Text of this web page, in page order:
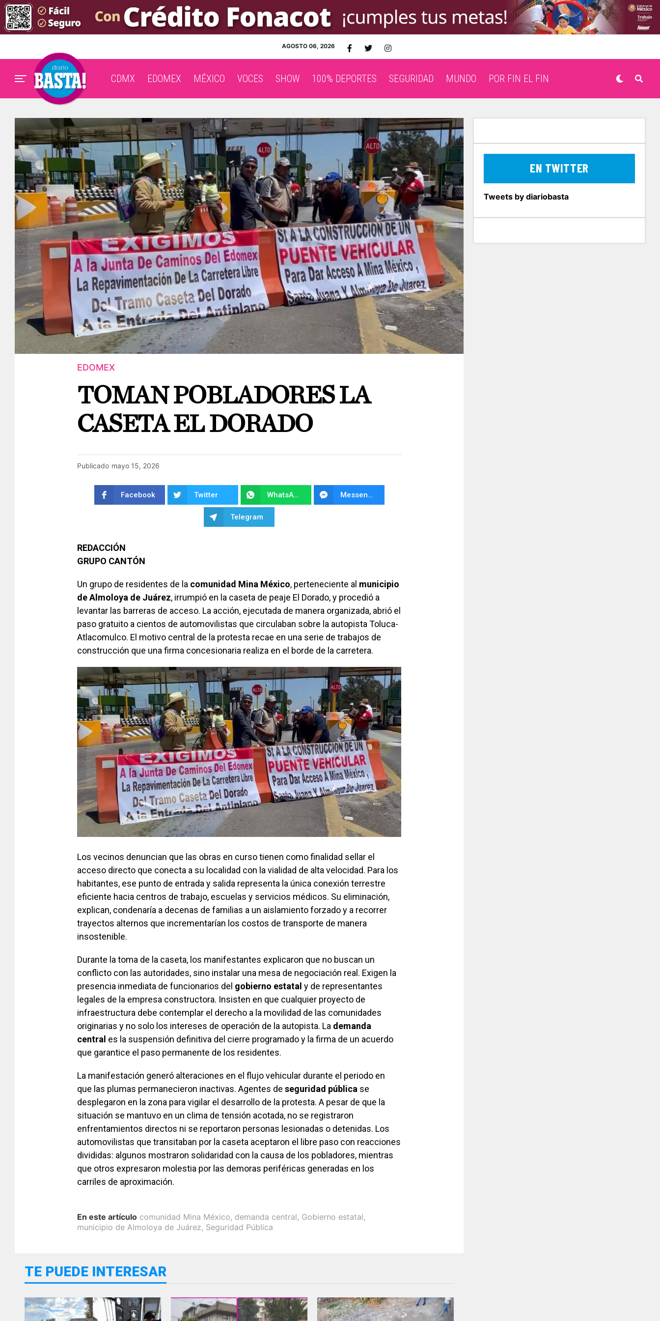
AGOSTO 06, 2026
CDMX EDOMEX MÉXICO VOCES SHOW 100% DEPORTES SEGURIDAD MUNDO POR FIN EL FIN
EDOMEX
TOMAN POBLADORES LA
CASETA EL DORADO
Publicado mayo 15, 2026
Facebook Twitter WhatsApp Messenger
Telegram
REDACCIÓN
GRUPO CANTÓN
Un grupo de residentes de la comunidad Mina México, perteneciente al municipio
de Almoloya de Juárez, irrumpió en la caseta de peaje El Dorado, y procedió a
levantar las barreras de acceso. La acción, ejecutada de manera organizada, abrió el
paso gratuito a cientos de automovilistas que circulaban sobre la autopista Toluca-
Atlacomulco. El motivo central de la protesta recae en una serie de trabajos de
construcción que una firma concesionaria realiza en el borde de la carretera.
Los vecinos denuncian que las obras en curso tienen como finalidad sellar el
acceso directo que conecta a su localidad con la vialidad de alta velocidad. Para los
habitantes, ese punto de entrada y salida representa la única conexión terrestre
eficiente hacia centros de trabajo, escuelas y servicios médicos. Su eliminación,
explican, condenaría a decenas de familias a un aislamiento forzado y a recorrer
trayectos alternos que incrementarían los costos de transporte de manera
insostenible.
Durante la toma de la caseta, los manifestantes explicaron que no buscan un
conflicto con las autoridades, sino instalar una mesa de negociación real. Exigen la
presencia inmediata de funcionarios del gobierno estatal y de representantes
legales de la empresa constructora. Insisten en que cualquier proyecto de
infraestructura debe contemplar el derecho a la movilidad de las comunidades
originarias y no solo los intereses de operación de la autopista. La demanda
central es la suspensión definitiva del cierre programado y la firma de un acuerdo
que garantice el paso permanente de los residentes.
La manifestación generó alteraciones en el flujo vehicular durante el periodo en
que las plumas permanecieron inactivas. Agentes de seguridad pública se
desplegaron en la zona para vigilar el desarrollo de la protesta. A pesar de que la
situación se mantuvo en un clima de tensión acotada, no se registraron
enfrentamientos directos ni se reportaron personas lesionadas o detenidas. Los
automovilistas que transitaban por la caseta aceptaron el libre paso con reacciones
divididas: algunos mostraron solidaridad con la causa de los pobladores, mientras
que otros expresaron molestia por las demoras periféricas generadas en los
carriles de aproximación.
En este artículo comunidad Mina México, demanda central, Gobierno estatal,
municipio de Almoloya de Juárez, Seguridad Pública
TE PUEDE INTERESAR
EN TWITTER
Tweets by diariobasta